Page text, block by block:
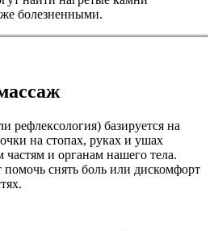
болезненными.
рефлексология) базируется на
на стопах, руках и ушах
частям и органам нашего тела.
снять боль или дискомфорт